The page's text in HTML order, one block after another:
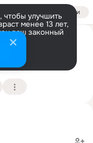
Войти
улучшить
менее 13 лет,
ваш законный
года)